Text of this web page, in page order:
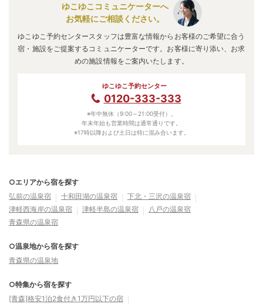
ゆこゆこコミュニケーターへ
お気軽にご相談ください。
ゆこゆこ予約センタースタッフは豊富な情報からお客様のご希望に合う
宿・施設をご提案するコミュニケーターです。お客様に寄り添い、お求
めの施設情報をご案内いたします。
ゆこゆこ予約センター
0120-333-333
※年中無休（9:00～21:00受付）。
年末年始も営業時間は通常通りです。
※17時以降および土日は特に混み合います。
○エリアから宿を探す
弘前の温泉宿
十和田湖の温泉宿
下北・三沢の温泉宿
津軽西海岸の温泉宿
津軽半島の温泉宿
八戸の温泉宿
青森県の温泉宿
○温泉地から宿を探す
青森県の温泉地
○特集から宿を探す
[青森]格安1泊2食付き1万円以下の宿